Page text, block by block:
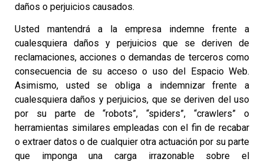
daños o perjuicios causados.
Usted mantendrá a la empresa indemne frente a
cualesquiera daños y perjuicios que se deriven de
reclamaciones, acciones o demandas de terceros como
consecuencia de su acceso o uso del Espacio Web.
Asimismo, usted se obliga a indemnizar frente a
cualesquiera daños y perjuicios, que se deriven del uso
por su parte de “robots”, “spiders”, “crawlers” o
herramientas similares empleadas con el fin de recabar
o extraer datos o de cualquier otra actuación por su parte
que imponga una carga irrazonable sobre el